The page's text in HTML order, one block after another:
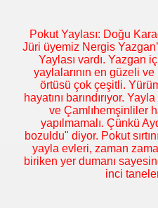
Pokut Yaylası: Doğu
Jüri üyemiz Nergis
Yaylası vardı. Yazgan
yaylalarının en güzeli
örtüsü çok çeşitli.
hayatını barındırıyor.
ve Çamlıhemşinliler
yapılmamalı. Çünkü
bozuldu" diyor. Pokut
yayla evleri, zaman
biriken yer dumanı
inci